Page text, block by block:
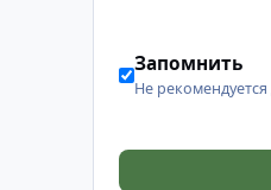
Запомнить
Не